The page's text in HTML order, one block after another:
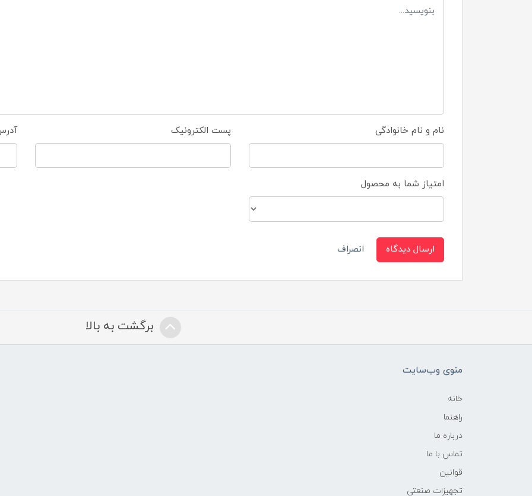
نام و نام خانوادگی پست الکترونیک
امتیاز شما به محصول
ارسال دیدگاه انصراف
برگشت به بالا
منوی وب‌سایت
خانه
راهنما
درباره ما
تماس با ما
قوانین
تجهیزات صنعتی